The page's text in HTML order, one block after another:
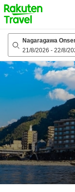
to
top
page
Nagaragawa
21/8/2026 - 22/8/